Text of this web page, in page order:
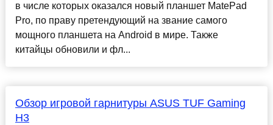
в числе которых оказался новый планшет MatePad
Pro, по праву претендующий на звание самого
мощного планшета на Android в мире. Также
китайцы обновили и фл...
Обзор игровой гарнитуры ASUS TUF Gaming
H3